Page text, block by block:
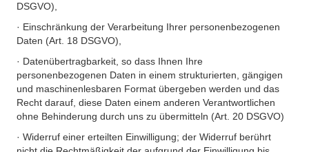
DSGVO),
· Einschränkung der Verarbeitung Ihrer personenbezogenen
Daten (Art. 18 DSGVO),
· Datenübertragbarkeit, so dass Ihnen Ihre
personenbezogenen Daten in einem strukturierten, gängigen
und maschinenlesbaren Format übergeben werden und das
Recht darauf, diese Daten einem anderen Verantwortlichen
ohne Behinderung durch uns zu übermitteln (Art. 20 DSGVO)
· Widerruf einer erteilten Einwilligung; der Widerruf berührt